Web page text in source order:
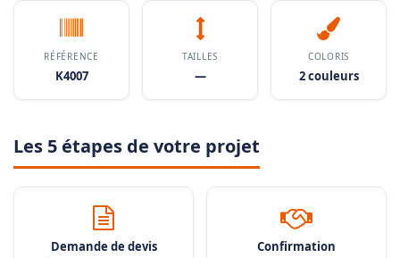
RÉFÉRENCE
K4007
TAILLES
—
COLORIS
2 couleurs
Les 5 étapes de votre projet
Demande de devis Confirmation